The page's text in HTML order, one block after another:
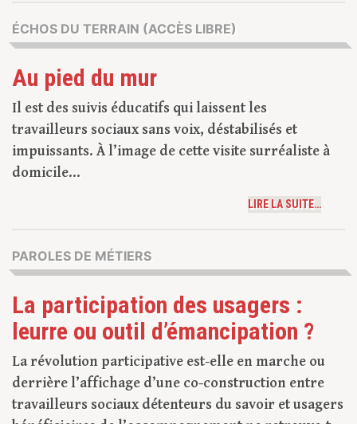
ÉCHOS DU TERRAIN (ACCÈS LIBRE)
Au pied du mur
Il est des suivis éducatifs qui laissent les
travailleurs sociaux sans voix, déstabilisés et
impuissants. À l’image de cette visite surréaliste à
domicile…
LIRE LA SUITE…
PAROLES DE MÉTIERS
La participation des usagers :
leurre ou outil d’émancipation ?
La révolution participative est-elle en marche ou
derrière l’affichage d’une co-construction entre
travailleurs sociaux détenteurs du savoir et usagers